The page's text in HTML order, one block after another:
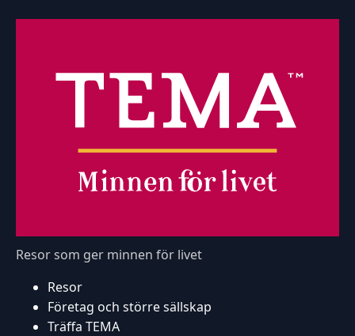
Resor som ger minnen för livet
Resor
Företag och större sällskap
Träffa TEMA